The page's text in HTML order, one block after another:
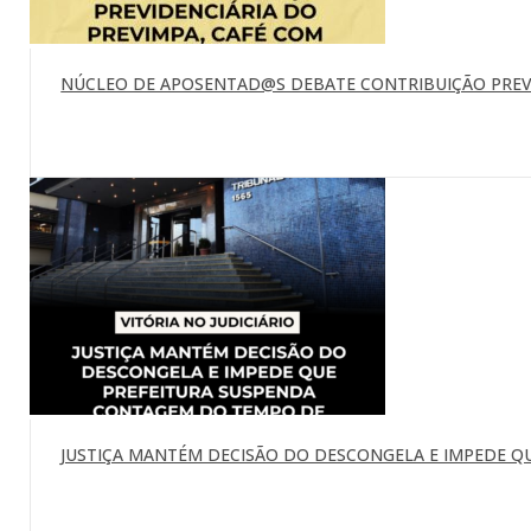
NÚCLEO DE APOSENTAD@S DEBATE CONTRIBUIÇÃO
JUSTIÇA MANTÉM DECISÃO DO DESCONGELA E IMPEDE